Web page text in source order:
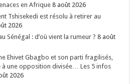
en Afrique 8 août 2026
Tshisekedi est résolu à retirer au
2026
Sénégal : d’où vient la rumeur ? 8 août
Ehivet Gbagbo et son parti fragilisés,
une opposition divisée… Les 5 infos
2026